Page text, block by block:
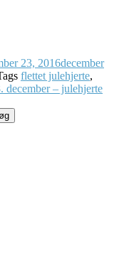
23, 2016december
flettet julehjerte,
december – julehjerte